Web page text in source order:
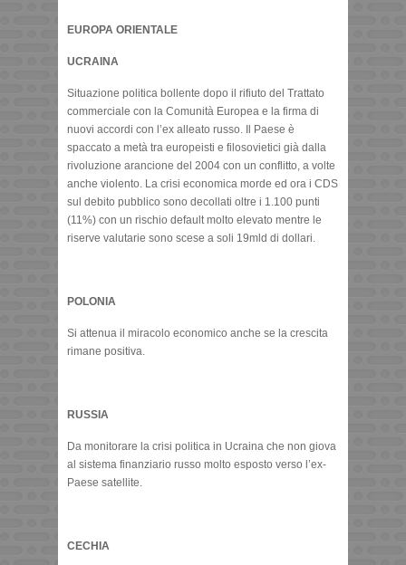
EUROPA ORIENTALE
UCRAINA
Situazione politica bollente dopo il rifiuto del Trattato
commerciale con la Comunità Europea e la firma di
nuovi accordi con l’ex alleato russo. Il Paese è
spaccato a metà tra europeisti e filosovietici già dalla
rivoluzione arancione del 2004 con un conflitto, a volte
anche violento. La crisi economica morde ed ora i CDS
sul debito pubblico sono decollati oltre i 1.100 punti
(11%) con un rischio default molto elevato mentre le
riserve valutarie sono scese a soli 19mld di dollari.
POLONIA
Si attenua il miracolo economico anche se la crescita
rimane positiva.
RUSSIA
Da monitorare la crisi politica in Ucraina che non giova
al sistema finanziario russo molto esposto verso l’ex-
Paese satellite.
CECHIA